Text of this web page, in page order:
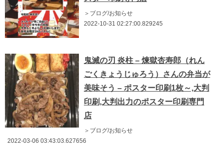
＞ブログ/お知らせ
2022-10-31 02:27:00.829245
鬼滅の刃 炎柱 – 煉獄杏寿郎（れん
ごくきょうじゅろう）さんの弁当が
美味そう – ポスター印刷1枚～,大判
印刷,大判出力のポスター印刷専門
店
＞ブログ/お知らせ
2022-03-06 03:43:03.627656